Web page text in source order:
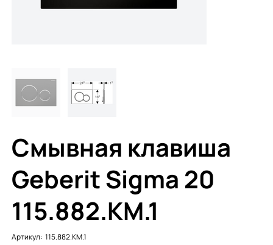
Смывная клавиша
Geberit Sigma 20
115.882.KM.1
Артикул: Артикул:
115.882.KM.1
115.882.KM.1